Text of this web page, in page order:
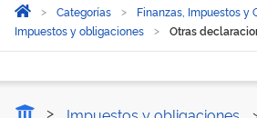
Você está aqui:
InicioCategorías
Finanzas, Impuestos y
Impuestos y obligaciones
Otras
Otras